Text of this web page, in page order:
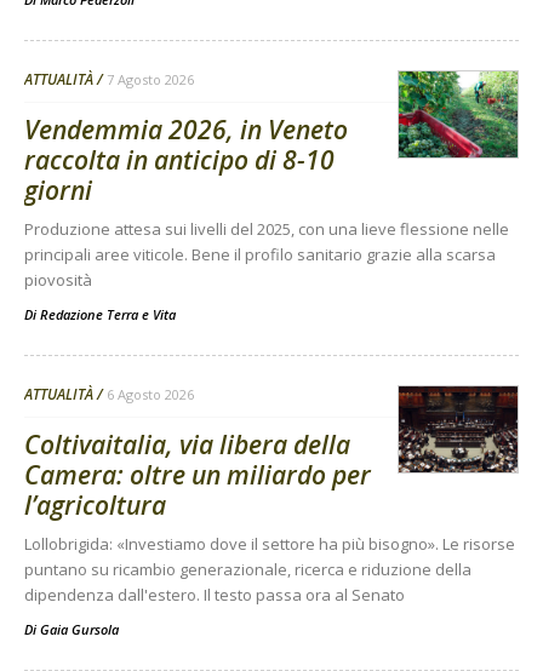
ATTUALITÀ 7 Agosto 2026
Vendemmia 2026, in Veneto
raccolta in anticipo di 8-10
giorni
Produzione attesa sui livelli del 2025, con una lieve flessione nelle
principali aree viticole. Bene il profilo sanitario grazie alla scarsa
piovosità
Di Redazione Terra e Vita
ATTUALITÀ 6 Agosto 2026
Coltivaitalia, via libera della
Camera: oltre un miliardo per
l’agricoltura
Lollobrigida: «Investiamo dove il settore ha più bisogno». Le risorse
puntano su ricambio generazionale, ricerca e riduzione della
dipendenza dall'estero. Il testo passa ora al Senato
Di Gaia Gursola